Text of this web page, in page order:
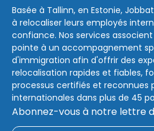
Basée à Tallinn, en Estonie,
à relocaliser leurs employés
confiance. Nos services
pointe à un accompagnement
d'immigration afin d'offrir des
relocalisation rapides et fiables,
processus certifiés et reconnues
internationales dans plus de 45
Abonnez-vous à notre lettre